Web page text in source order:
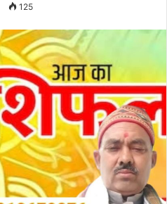
125